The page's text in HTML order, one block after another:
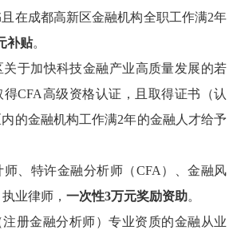
在成都高新区金融机构全职工作满2年
补贴。
关于加快科技金融产业高质量发展的若
得CFA高级资格认证，且取得证书（认
的金融机构工作满2年的金融人才给予
师、特许金融分析师（CFA）、金融风
业律师，一次性3万元奖励资助。
注册金融分析师）专业资质的金融从业